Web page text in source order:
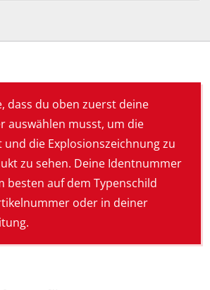
dass du oben zuerst deine
auswählen musst, um die
und die Explosionszeichnung zu
zu sehen. Deine Identnummer
besten auf dem Typenschild
oder in deiner